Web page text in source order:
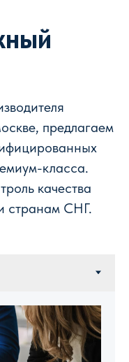
предлагаем
класса.
качества
странам СНГ.